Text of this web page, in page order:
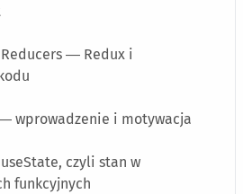
— Redux i
wprowadzenie i motywacja
czyli stan w
funkcyjnych